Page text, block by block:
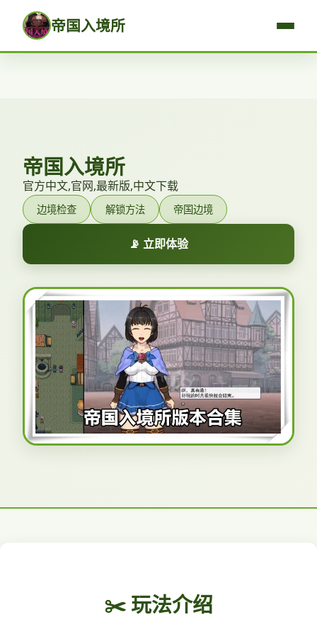
帝国入境所
帝国入境所
官方中文,官网,最新版,中文下载
边境检查 解锁方法 帝国边境
📡 立即体验
✂️ 玩法介绍